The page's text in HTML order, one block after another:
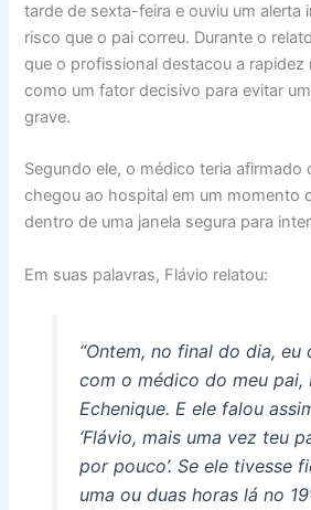
tarde de sexta-feira e ouviu um alerta
risco que o pai correu. Durante o
que o profissional destacou a
como um fator decisivo para evitar
grave.
Segundo ele, o médico teria
chegou ao hospital em um momento
dentro de uma janela segura para
Em suas palavras, Flávio relatou:
“Ontem, no final do dia, eu
com o médico do meu pai,
Echenique. E ele falou
‘Flávio, mais uma vez teu
por pouco’. Se ele tivesse
uma ou duas horas lá no